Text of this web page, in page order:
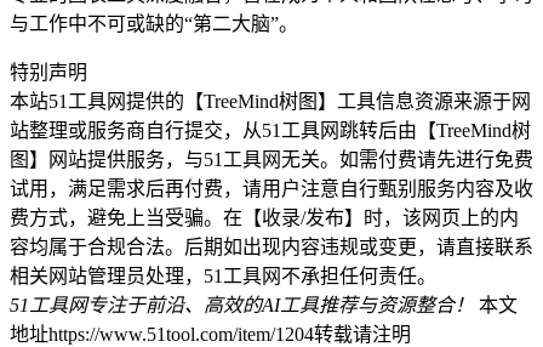
与工作中不可或缺的“第二大脑”。
特别声明
本站51工具网提供的【TreeMind树图】工具信息资源来源于网
站整理或服务商自行提交，从51工具网跳转后由【TreeMind树
图】网站提供服务，与51工具网无关。如需付费请先进行免费
试用，满足需求后再付费，请用户注意自行甄别服务内容及收
费方式，避免上当受骗。在【收录/发布】时，该网页上的内
容均属于合规合法。后期如出现内容违规或变更，请直接联系
相关网站管理员处理，51工具网不承担任何责任。
51工具网专注于前沿、高效的AI工具推荐与资源整合！
本文
地址https://www.51tool.com/item/1204转载请注明